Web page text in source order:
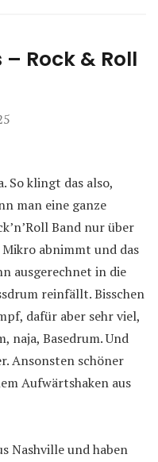
Rock & Roll
So klingt das also,
man eine ganze
Band nur über
Mikro abnimmt und das
ausgerechnet in die
reinfällt. Bisschen
dafür aber sehr viel,
naja, Basedrum. Und
Ansonsten schöner
Aufwärtshaken aus
Nashville und haben